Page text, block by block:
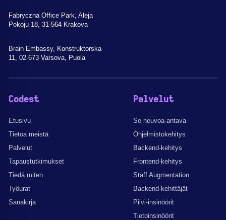
Fabryczna Office Park, Aleja
Pokoju 18, 31-564 Krakova
Brain Embassy, Konstruktorska
11, 02-673 Varsova, Puola
Codest
Etusivu
Tietoa meistä
Palvelut
Tapaustutkimukset
Tiedä miten
Työurat
Sanakirja
Palvelut
Se neuvoa-antava
Ohjelmistokehitys
Backend-kehitys
Frontend-kehitys
Staff Augmentation
Backend-kehittäjät
Pilvi-insinöörit
Tietoinsinöörit